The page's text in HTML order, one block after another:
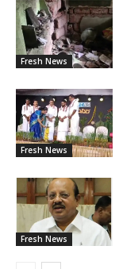
Fresh News
Fresh News
Fresh News